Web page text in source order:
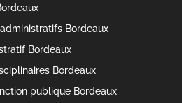
Bordeaux
Bordeaux
Bordeaux
publique Bordeaux